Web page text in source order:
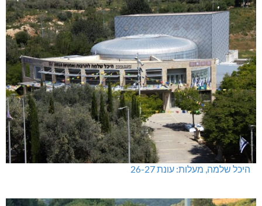
היכל שלמה, מעלות: עונת 26-27